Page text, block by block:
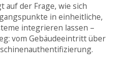
auf der Frage, wie sich
in einheitliche,
integrieren lassen –
vom Gebäudeeintritt über